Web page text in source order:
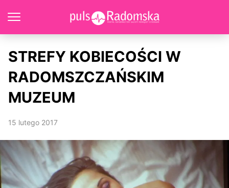
STREFY KOBIECOŚCI W
RADOMSZCZAŃSKIM
MUZEUM
15 lutego 2017